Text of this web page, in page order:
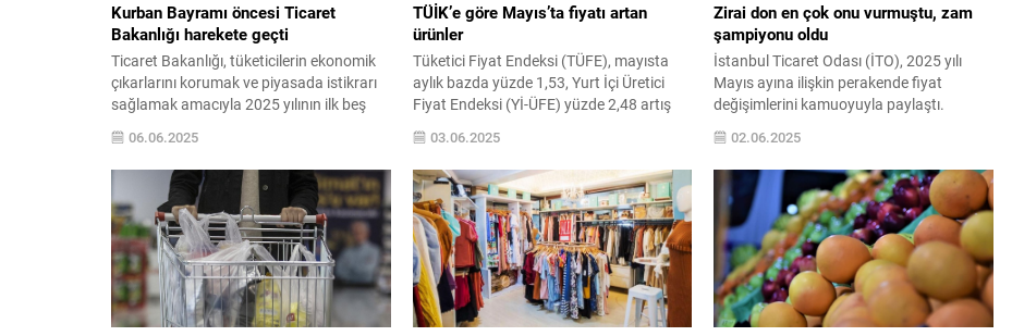
Kurban Bayramı öncesi Ticaret
Bakanlığı harekete geçti
Ticaret Bakanlığı, tüketicilerin ekonomik
çıkarlarını korumak ve piyasada istikrarı
sağlamak amacıyla 2025 yılının ilk beş
ayında denetimlerini yoğunlaştırdı.
Kurban Bayramı öncesinde artan tüketici
harcamaları dikkate alınarak yapılan sıkı
06.06.2025
TÜİK’e göre Mayıs’ta fiyatı artan
ürünler
Tüketici Fiyat Endeksi (TÜFE), mayısta
aylık bazda yüzde 1,53, Yurt İçi Üretici
Fiyat Endeksi (Yİ-ÜFE) yüzde 2,48 artış
gösterdi. Yıllık enflasyon, tüketici
fiyatlarında yüzde 35,41, yurt içi üretici
fiyatlarında yüzde 23,13 olarak kayıtlara
geçti. Açıklanan veriler doğrultusunda
hangi ürünün fiyatı nasıl değişti? İşte
detaylar....
03.06.2025
Zirai don en çok onu vurmuştu, zam
şampiyonu oldu
İstanbul Ticaret Odası (İTO), 2025 yılı
Mayıs ayına ilişkin perakende fiyat
değişimlerini kamuoyuyla paylaştı.
Verilere göre, geçtiğimiz ay İstanbul’da
fiyatı en çok artan ürün ile en çok
ucuzlayan ürün belli oldu. İTO verilerine
göre, Mayıs ayında ...
02.06.2025